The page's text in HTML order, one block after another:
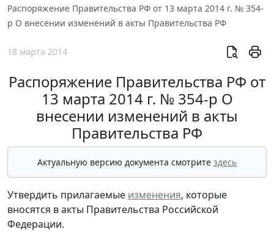
Распоряжение Правительства РФ от 13 марта 2014 г. № 354-
р О внесении изменений в акты Правительства РФ
18 марта 2014
Распоряжение Правительства РФ от
13 марта 2014 г. № 354-р О
внесении изменений в акты
Правительства РФ
Актуальную версию документа смотрите здесь
Утвердить прилагаемые изменения, которые
вносятся в акты Правительства Российской
Федерации.